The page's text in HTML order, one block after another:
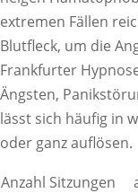
extremen Fällen
Blutfleck, um die
Frankfurter
Ängsten,
lässt sich häufig in
oder ganz auflösen.
Anzahl Sitzungen